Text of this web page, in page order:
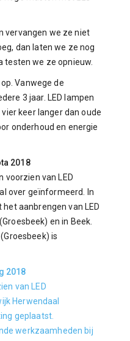
vervangen we ze niet
dan laten we ze nog
testen we ze opnieuw.
Vanwege de
3 jaar. LED lampen
keer langer dan oude
onderhoud en energie
2018
voorzien van LED
over geïnformeerd. In
aanbrengen van LED
en in Beek.
is
2018
van LED
Herwendaal
geplaatst.
werkzaamheden bij